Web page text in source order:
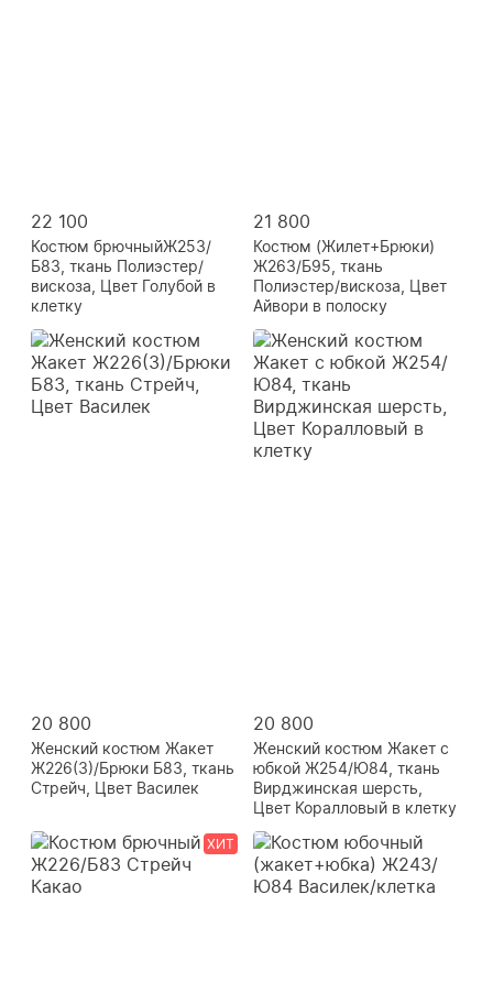
22 100
Костюм брючныйЖ253/
Б83, ткань Полиэстер/
вискоза, Цвет Голубой в
клетку
21 800
Костюм (Жилет+Брюки)
Ж263/Б95, ткань
Полиэстер/вискоза, Цвет
Айвори в полоску
20 800
Женский костюм Жакет
Ж226(3)/Брюки Б83, ткань
Стрейч, Цвет Василек
20 800
Женский костюм Жакет с
юбкой Ж254/Ю84, ткань
Вирджинская шерсть,
Цвет Коралловый в клетку
ХИТ